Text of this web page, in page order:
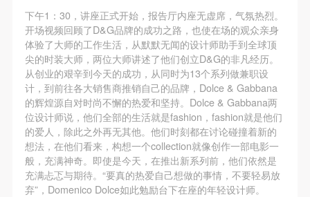
下午1：30，讲座正式开始，报告厅内座无虚席，气氛热烈。
开场视频回顾了D&G品牌的成功之路，也使在场的观众亲身
体验了大师的工作生活，从默默无闻的设计师助手到全球顶
尖的时装大师，两位大师讲述了他们创立D&G的非凡经历。
从创业的艰辛到今天的成功，从同时为13个系列做兼职设
计，到前往各大销售商推销自己的品牌，Dolce & Gabbana
的辉煌源自对时尚不懈的热爱和坚持。Dolce & Gabbana两
位设计师说，他们全部的生活就是fashion，fashion就是他们
的爱人，除此之外再无其他。他们时刻都在讨论碰撞着新的
想法，在他们看来，构想一个collection就像创作一部电影一
般，充满神奇。即使是今天，在推出新系列前，他们依然是
充满忐忑与期待。“要真的热爱自己想做的事情，不要轻易放
弃”，Domenico Dolce如此勉励台下在座的年轻设计师。
中央美术学院美术馆活动安全免责协议书
第一条
本次活动公平公正、自愿参加与退出、风险与责任自
负的原则。但活动有风险，参加者应有必要的风险意
识。
第二条
参加本次活动者必须遵守中华人民共和国的相关法
律、法规，必须遵循道德和社会公德规范，并应该具
备以人为本、团结友爱、互相帮助和助人为乐的良好
品质。
中央美术学院美术馆活动安全免责协议书
第一条
本次活动公平公正、自愿参加与退出、风险与责任自
负的原则。但活动有风险，参加者应有必要的风险意
识。
第二条
参加本次活动者必须遵守中华人民共和国的相关法
律、法规，必须遵循道德和社会公德规范，并应该具
备以人为本、团结友爱、互相帮助和助人为乐的良好
品质。
中央美术学院美术馆活动安全免责协议书
第一条
本次活动公平公正、自愿参加与退出、风险与责任自
负的原则。但活动有风险，参加者应有必要的风险意
识。
第二条
参加本次活动者必须遵守中华人民共和国的相关法
律、法规，必须遵循道德和社会公德规范，并应该具
备以人为本、团结友爱、互相帮助和助人为乐的良好
品质。
快捷登录 帐号密码登录
手机号码
发送验证码
手机号码将作为您的登录账号